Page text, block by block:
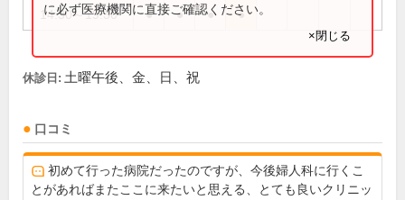
14:30～19:30 ● ● ● ●
に必ず医療機関に直接ご確認ください。
×閉じる
休診日: 土曜午後、金、日、祝
口コミ
初めて行った病院だったのですが、今後婦人科に行くこ
とがあればまたここに来たいと思える、とても良いクリニッ